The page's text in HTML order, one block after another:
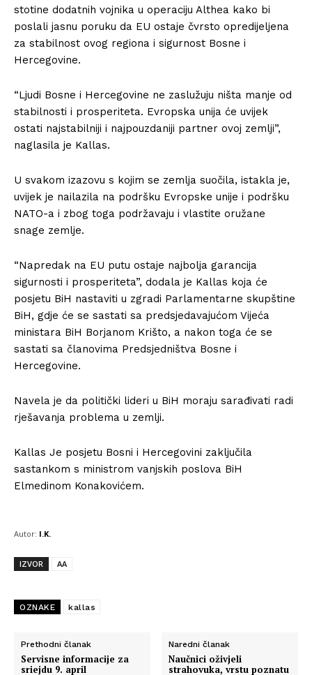
stotine dodatnih vojnika u operaciju Althea kako bi
poslali jasnu poruku da EU ostaje čvrsto opredijeljena
za stabilnost ovog regiona i sigurnost Bosne i
Hercegovine.
“Ljudi Bosne i Hercegovine ne zaslužuju ništa manje od
stabilnosti i prosperiteta. Evropska unija će uvijek
ostati najstabilniji i najpouzdaniji partner ovoj zemlji”,
naglasila je Kallas.
U svakom izazovu s kojim se zemlja suočila, istakla je,
uvijek je nailazila na podršku Evropske unije i podršku
NATO-a i zbog toga podržavaju i vlastite oružane
snage zemlje.
“Napredak na EU putu ostaje najbolja garancija
sigurnosti i prosperiteta”, dodala je Kallas koja će
posjetu BiH nastaviti u zgradi Parlamentarne skupštine
BiH, gdje će se sastati sa predsjedavajućom Vijeća
ministara BiH Borjanom Krišto, a nakon toga će se
sastati sa članovima Predsjedništva Bosne i
Hercegovine.
Navela je da politički lideri u BiH moraju sarađivati radi
rješavanja problema u zemlji.
Kallas Je posjetu Bosni i Hercegovini zaključila
sastankom s ministrom vanjskih poslova BiH
Elmedinom Konakovićem.
Autor: I.K.
IZVOR AA
OZNAKE kallas
Prethodni članak
Servisne informacije za
sriejdu 9. april
Naredni članak
Naučnici oživjeli
strahovuka, vrstu poznatu